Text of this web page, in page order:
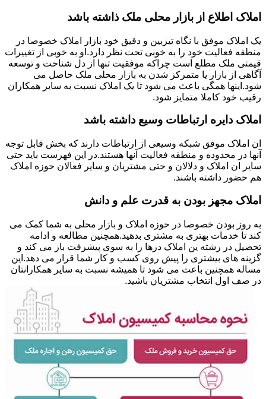
املاک اطلاع از بازار محلی ملک ذاشته باشد
یک املاک موفق با نگاه تیزبین و دقیق خود بازار املاک خصوصا در
منطقه فعالیت خود را به خوبی تحت نظر دارد.او به خوبی از تغییرات
قیمتی ملک مطلع است چراکه موفقیت تنها از دل شناخت و توسعه
آگاهی از بازار یا متمرکز شدن به بازار محلی ملک حاصل می
شود.اینها همگی باعث می شود تا یک املاک نسبت به سایر همکاران
رقیب خود کاملا متمایز شود.
املاک دایره ارتباطات وسیع داشته باشد
ان املاک موفق شبکه وسیعی از ارتباطات دارند که بخش قابل توجه
آنها در محدوده و منطقه فعالیت آنها هستند.در این فهرست باید حتی
سایر ان املاک و دلالان و حتی مشتریان و سایر فعالان حوزه املاک
هم حضور داشته باشند.
املاک مجهز بودن به قدرت علم و دانش
به روز بودن خصوصا در حوزه املاک و بازار محلی به شما کمک می
کند تا خدمات بهتری به مشتری بدهید.همچنین مطالعه و ادامه
تحصیل در رشته ین املاک درها را به سوی پیشرفت باز می کند و
گزینه های بیشتری را پیش روی کسب و کار شما قرار می دهد.این
مساله همچنین باعث می شود تا همیشه نسبت به سایر همکارانتان
در صف اول انتخاب مشتریان باشید.